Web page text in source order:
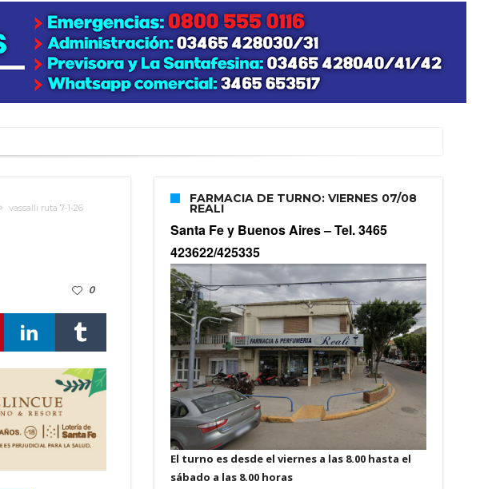
vassalli ruta 7-1-26
0
FARMACIA DE TURNO: VIERNES 07/08
REALI
Santa Fe y Buenos Aires –Tel. 3465
423622/425335
El turno es desde el viernes a las 8.00 hasta el
sábado a las 8.00 horas